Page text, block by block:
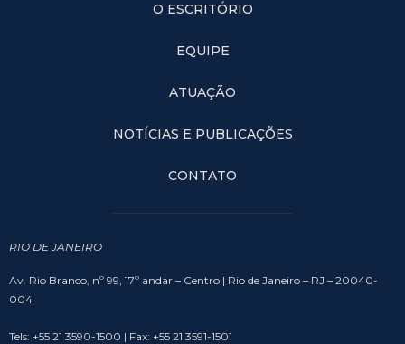
O ESCRITÓRIO
EQUIPE
ATUAÇÃO
NOTÍCIAS E PUBLICAÇÕES
CONTATO
RIO DE JANEIRO
Av. Rio Branco, nº 99, 17º andar – Centro | Rio de Janeiro – RJ – 20040-
004
Tels: +55 21 3590-1500 | Fax: +55 21 3591-1501